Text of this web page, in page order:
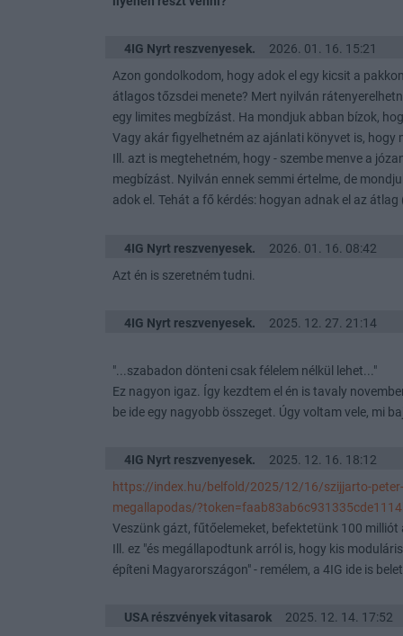
4IG Nyrt reszvenyesek. 2026. 01. 16. 15:21
Azon gondolkodom, hogy adok el egy kicsit a
átlagos tőzsdei menete? Mert nyilván
egy limites megbízást. Ha mondjuk abban bízok,
Vagy akár figyelhetném az ajánlati könyvet is, hogy
Ill. azt is megtehetném, hogy - szembe menve a
megbízást. Nyilván ennek semmi értelme, de
adok el. Tehát a fő kérdés: hogyan adnak el az
4IG Nyrt reszvenyesek. 2026. 01. 16. 08:42
Azt én is szeretném tudni.
4IG Nyrt reszvenyesek. 2025. 12. 27. 21:14
"...szabadon dönteni csak félelem nélkül lehet..."
Ez nagyon igaz. Így kezdtem el én is tavaly
be ide egy nagyobb összeget. Úgy voltam vele, mi
4IG Nyrt reszvenyesek. 2025. 12. 16. 18:12
https://index.hu/belfold/2025/12/16/szijjarto-
megallapodas/
Veszünk gázt, fűtőelemeket, befektetünk 100
Ill. ez "és megállapodtunk arról is, hogy kis
építeni Magyarországon" - remélem, a 4IG ide is
USA részvények vitasarok 2025. 12. 14. 17:52